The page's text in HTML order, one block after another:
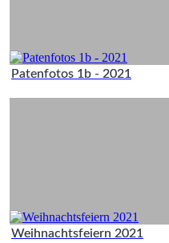
Patenfotos 1b - 2021
Weihnachtsfeiern 2021